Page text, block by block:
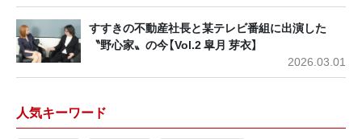
すすきの不動産社長と某テレビ番組に出演した
〝野心家〟の今【Vol.2 皐月 芽衣】
2026.03.01
人気キーワード